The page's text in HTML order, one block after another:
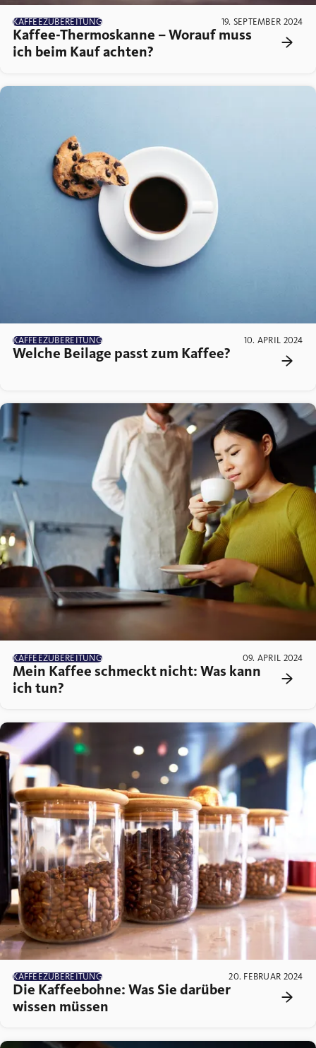
KAFFEEZUBEREITUNG 19. SEPTEMBER 2024
Kaffee-Thermoskanne – Worauf muss
ich beim Kauf achten?
KAFFEEZUBEREITUNG 10. APRIL 2024
Welche Beilage passt zum Kaffee?
KAFFEEZUBEREITUNG 09. APRIL 2024
Mein Kaffee schmeckt nicht: Was kann
ich tun?
KAFFEEZUBEREITUNG 20. FEBRUAR 2024
Die Kaffeebohne: Was Sie darüber
wissen müssen